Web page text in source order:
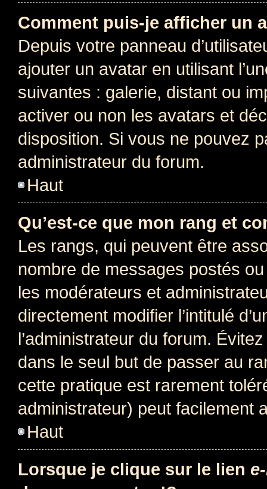
Comment puis-je afficher un
Depuis votre panneau
ajouter un avatar en utilisant
suivantes : galerie, distant ou
activer ou non les avatars et
disposition. Si vous ne pouvez
administrateur du forum.
Haut
Qu’est-ce que mon rang et
Les rangs, qui peuvent être
nombre de messages postés
les modérateurs et
directement modifier l’intitulé
l’administrateur du forum.
dans le seul but de passer au
cette pratique est rarement
administrateur) peut facilement
Haut
Lorsque je clique sur le lien